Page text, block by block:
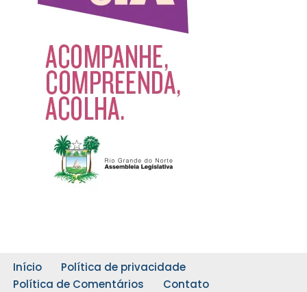
Início
Política de privacidade
Política de Comentários
Contato